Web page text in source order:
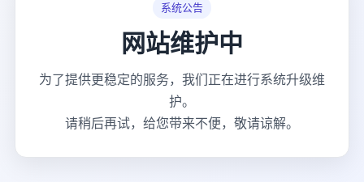
系统公告
网站维护中
为了提供更稳定的服务，我们正在进行系统升级维
护。
请稍后再试，给您带来不便，敬请谅解。